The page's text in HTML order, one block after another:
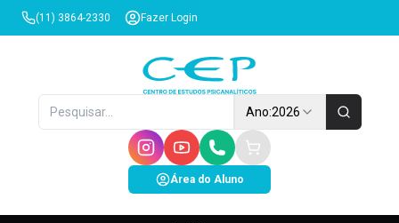
(11) 3864-2330 Fazer Login
Ano:2026
Área do Aluno